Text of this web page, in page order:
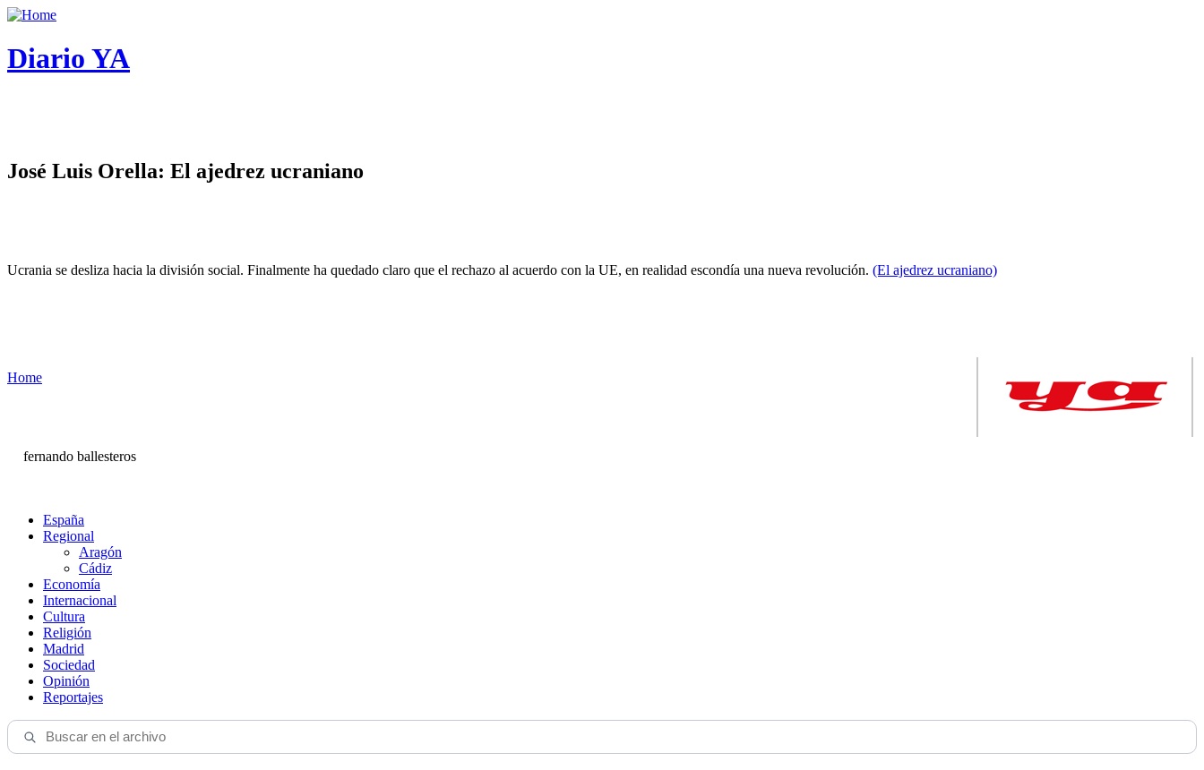
Diario YA
José Luis Orella: El ajedrez ucraniano
Ucrania se desliza hacia la división social. Finalmente ha quedado claro que el rechazo al acuerdo con la UE, en realidad escondía una nueva revolución. (El ajedrez ucraniano)
Home
fernando ballesteros
España
Regional
Aragón
Cádiz
Economía
Internacional
Cultura
Religión
Madrid
Sociedad
Opinión
Reportajes